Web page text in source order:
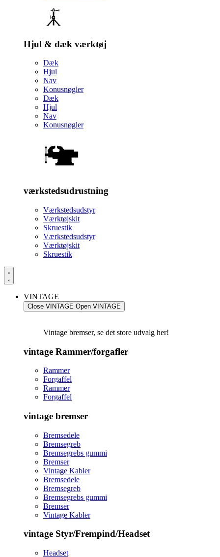
Hjul & dæk værktøj
Dæk
Hjul
Nav
Konusnøgler
Dæk
Hjul
Nav
Konusnøgler
værkstedsudrustning
Værkstedsudstyr
Værktøjskit
Skruestik
Værkstedsudstyr
Værktøjskit
Skruestik
VINTAGE
Close VINTAGE Open VINTAGE
Vintage bremser, se det store udvalg her!
vintage Rammer/forgafler
Rammer
Forgaffel
Rammer
Forgaffel
vintage bremser
Bremsedele
Bremsegreb
Bremsegrebs gummi
Bremser
Vintage Kabler
Bremsedele
Bremsegreb
Bremsegrebs gummi
Bremser
Vintage Kabler
vintage Styr/Frempind/Headset
Headset